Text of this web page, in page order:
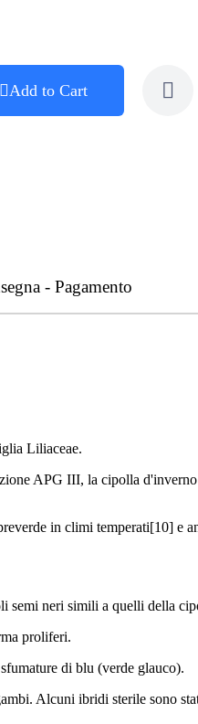
Add to Cart
- Pagamento
Liliaceae.
APG III, la cipolla
in climi temperati[10] e
semi neri simili a quelli della
proliferi.
di blu (verde glauco).
Alcuni ibridi sterile sono